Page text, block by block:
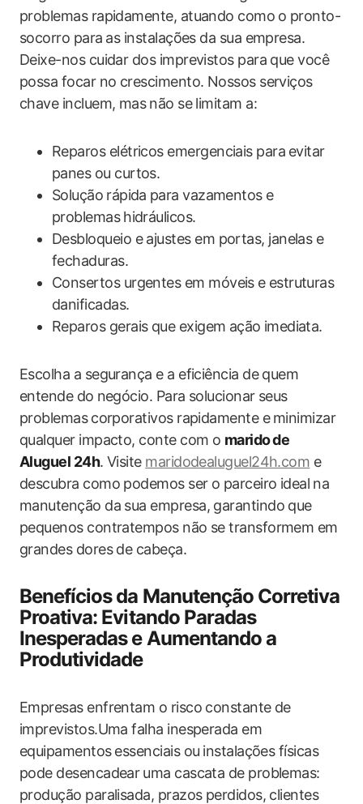
problemas​ rapidamente, ​atuando como ⁢o pronto-
socorro para ⁢as instalações da sua empresa.
Deixe-nos cuidar​ dos imprevistos para que ​você
possa focar​ no crescimento. Nossos serviços‌
chave incluem, mas ⁤não‍ se limitam a:
Reparos elétricos emergenciais para ⁤evitar
panes ou curtos.
Solução ⁢rápida ⁤para vazamentos e
problemas⁤ hidráulicos.
Desbloqueio e ajustes​ em portas, janelas e
fechaduras.
Consertos urgentes em móveis e⁣ estruturas
danificadas.
Reparos gerais que exigem ação ⁢imediata.
Escolha a segurança e​ a eficiência de quem​
entende do ⁤negócio. Para‍ solucionar ​seus
problemas ⁣corporativos rapidamente e ⁤minimizar
qualquer impacto, ‌conte com o marido ⁢de
Aluguel 24h. Visite maridodealuguel24h.com e
‌descubra como podemos ser o parceiro ideal ⁢na
manutenção da sua empresa, garantindo que
pequenos​ contratempos não se transformem em
grandes dores de ‍cabeça.
Benefícios da‌ Manutenção Corretiva
Proativa: Evitando Paradas
Inesperadas e Aumentando a
Produtividade
Empresas enfrentam o ​risco constante ​de
imprevistos.Uma falha inesperada em
equipamentos ⁣essenciais ou ⁢instalações ​físicas
pode desencadear ⁢uma cascata de ‌problemas:
produção paralisada, ‌prazos perdidos, clientes